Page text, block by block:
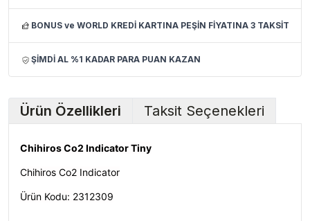
BONUS ve WORLD KREDİ KARTINA PEŞİN FİYATINA 3 TAKSİT
ŞİMDİ AL %1 KADAR PARA PUAN KAZAN
Ürün Özellikleri Taksit Seçenekleri
Chihiros Co2 Indicator Tiny
Chihiros Co2 Indicator
Ürün Kodu: 2312309